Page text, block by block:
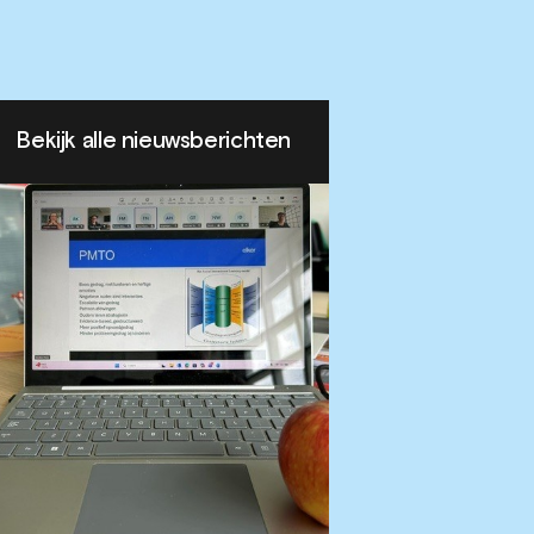
Bekijk alle nieuwsberichten